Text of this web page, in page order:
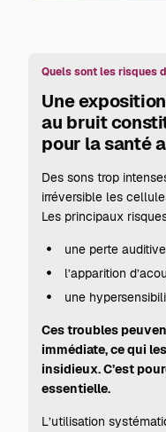
Quels sont les risques
Une
au bruit
pour la santé
Des sons trop
irréversible les
Les principaux
une perte
l’apparition
une
Ces troubles
immédiate, ce qui
insidieux. C’est
essentielle.
L’utilisation